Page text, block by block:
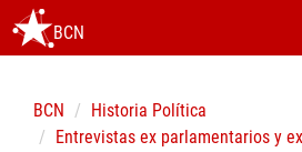
BCN
BCN
Historia Política
Entrevistas ex parlamentarios y